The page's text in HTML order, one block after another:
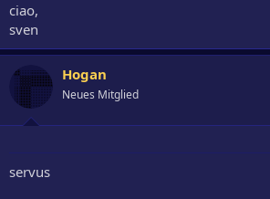
ciao,
sven
Hogan
Neues Mitglied
servus